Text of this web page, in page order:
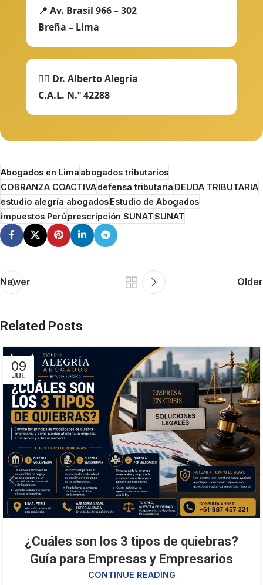
📍 Av. Brasil 966 – 302
Breña – Lima
👨‍⚖️ Dr. Alberto Alegría
C.A.L. N.º 42288
Abogados en Limaabogados tributarios
COBRANZA COACTIVAdefensa tributariaDEUDA TRIBUTARIA
estudio alegría abogadosEstudio de Abogados
impuestos Perúprescripción SUNATSUNAT
Newer Older
Related Posts
09
JUL
¿Cuáles son los 3 tipos de quiebras?
Guía para Empresas y Empresarios
CONTINUE READING